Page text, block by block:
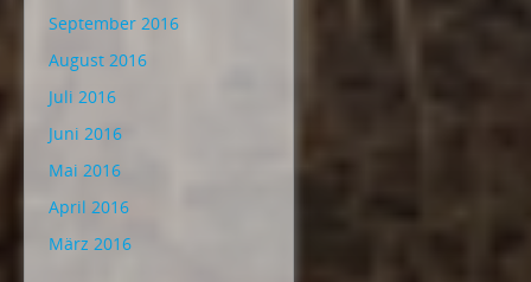
September 2016
August 2016
Juli 2016
Juni 2016
Mai 2016
April 2016
März 2016